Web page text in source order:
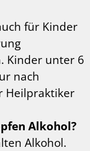
für Kinder
Kinder unter 6
nach
Heilpraktiker
Alkohol?
Alkohol.